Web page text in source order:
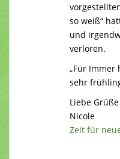
so weiß“
und
verloren.
„Für Immer
sehr
Liebe Grüße
Nicole
Zeit für